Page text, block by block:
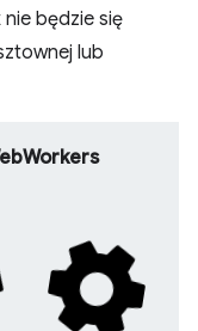
będzie się
lub